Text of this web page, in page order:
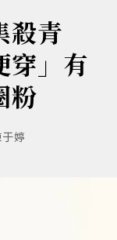
殺青
穿」有
粉
婷